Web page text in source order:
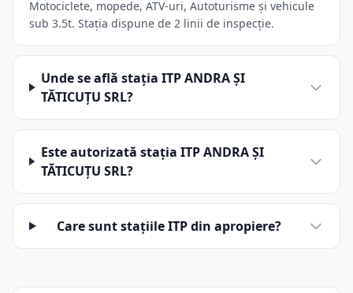
Motociclete, mopede, ATV-uri, Autoturisme și vehicule
sub 3.5t. Stația dispune de 2 linii de inspecție.
Unde se află stația ITP ANDRA ŞI
TĂTICUŢU SRL?
Este autorizată stația ITP ANDRA ŞI
TĂTICUŢU SRL?
Care sunt stațiile ITP din apropiere?